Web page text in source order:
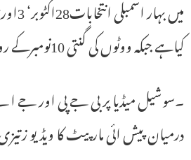
کیاہے جبکہ ووٹوں کی گنتی 10نومبرکے روز ہوگی
۔سوشیل میڈیا پر بی جے پی اور
درمیان پیش ائی مارپیٹ کا ویڈیو